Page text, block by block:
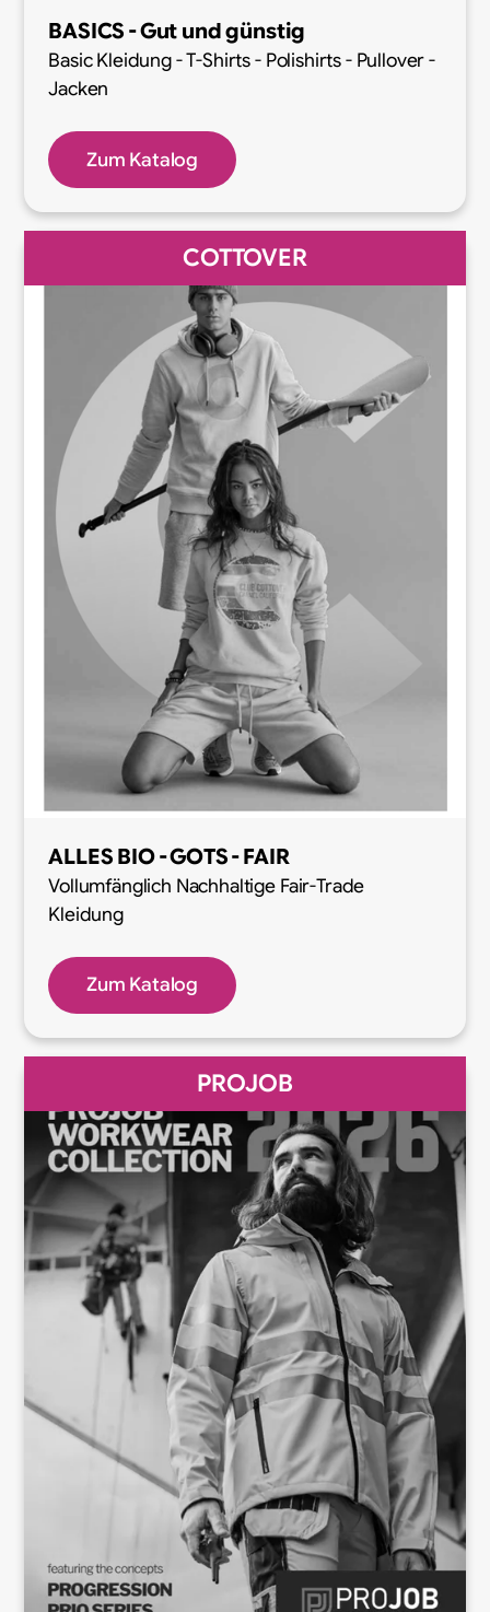
BASICS - Gut undgünstig
Basic Kleidung - T-Shirts - Polishirts - Pullover -
Jacken
Zum Katalog
COTTOVER
ALLES BIO - GOTS - FAIR
Vollumfänglich Nachhaltige Fair-Trade
Kleidung
Zum Katalog
PROJOB